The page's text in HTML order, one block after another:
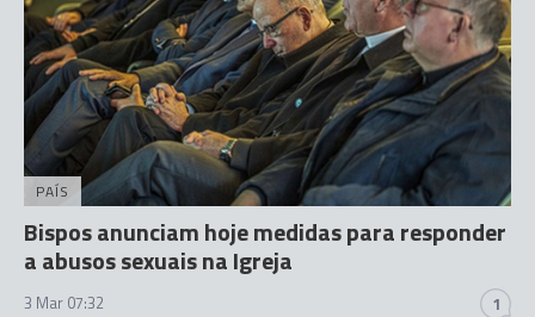
PAÍS
Bispos anunciam hoje medidas para responder
a abusos sexuais na Igreja
3 Mar 07:32 1